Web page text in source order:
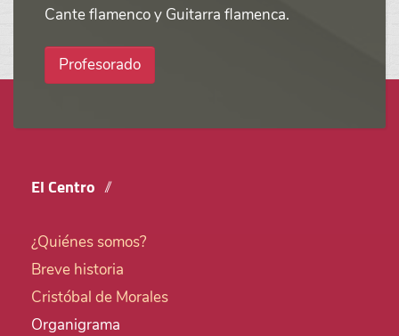
Cante flamenco y Guitarra flamenca.
Profesorado
El Centro
¿Quiénes somos?
Breve historia
Cristóbal de Morales
Organigrama